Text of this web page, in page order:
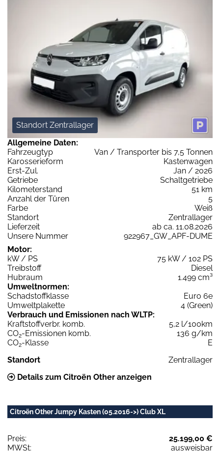
Standort Zentrallager
Allgemeine Daten:
Fahrzeugtyp
Van / Transporter bis 7,5 Tonnen
Karosserieform
Kastenwagen
Erst-Zul.
Jan / 2026
Getriebe
Schaltgetriebe
Kilometerstand
51 km
Anzahl der Türen
5
Farbe
Weiß
Standort
Zentrallager
Lieferzeit
ab ca. 11.08.2026
Unsere Nummer
922967_GW_APF-DUME
Motor:
kW / PS
75 kW / 102 PS
Treibstoff
Diesel
Hubraum
1.499 cm³
Umweltnormen:
Schadstoffklasse
Euro 6e
Umweltplakette
4 (Green)
Verbrauch und Emissionen nach WLTP:
Kraftstoffverbr. komb.
5,2 l/100km
CO2-Emissionen komb.
136 g/km
CO2-Klasse
E
Standort
Zentrallager
Details zum Citroën Other anzeigen
Citroën Other Jumpy Kasten (05.2016->) Club XL
Preis:
25.199,00 €
MWSt:
ausweisbar